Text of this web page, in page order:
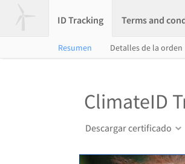
ID Tracking Terms and
Resumen Detalles de la orden
ClimateID
Descargar certificado